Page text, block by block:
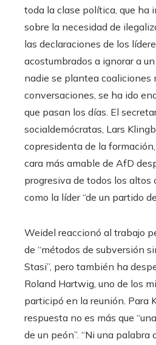
toda la clase política, que ha
sobre la necesidad de
las declaraciones de los
acostumbrados a ignorar a
nadie se plantea coaliciones
conversaciones, se ha ido
que pasan los días. El
socialdemócratas, Lars
copresidenta de la
cara más amable de AfD
progresiva de todos los
como la líder “de un partido
Weidel reaccionó al trabajo
de “métodos de subversión
Stasi”, pero también ha
Roland Hartwig, uno de los
participó en la reunión. Para
respuesta no es más que
de un peón”. “Ni una palabra